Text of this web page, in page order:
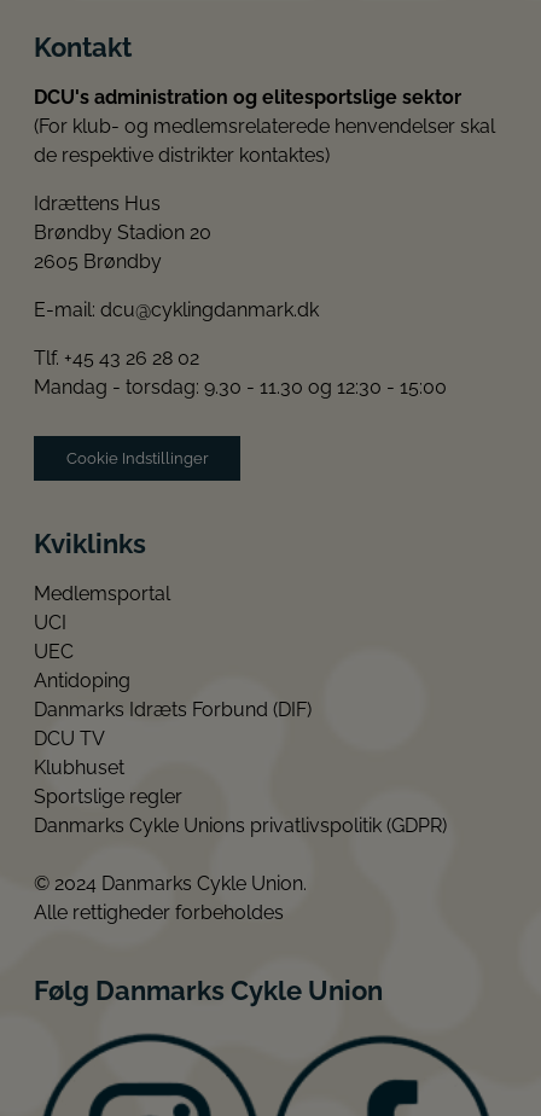
Kontakt
DCU's administration og elitesportslige sektor
(For klub- og medlemsrelaterede henvendelser skal
de respektive distrikter kontaktes)
Idrættens Hus
Brøndby Stadion 20
2605 Brøndby
E-mail: dcu@cyklingdanmark.dk
Tlf. +45 43 26 28 02
Mandag - torsdag: 9.30 - 11.30 og 12:30 - 15:00
Cookie Indstillinger
Kviklinks
Medlemsportal
UCI
UEC
Antidoping
Danmarks Idræts Forbund (DIF)
DCU TV
Klubhuset
Sportslige regler
Danmarks Cykle Unions privatlivspolitik (GDPR)
© 2024 Danmarks Cykle Union.
Alle rettigheder forbeholdes
Følg Danmarks Cykle Union